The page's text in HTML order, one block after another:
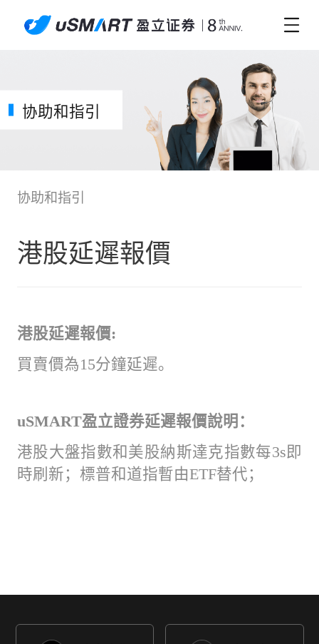
协助和指引
协助和指引
港股延遲報價
港股延遲報價:
買賣價為15分鐘延遲。
uSMART盈立證券延遲報價說明：
港股大盤指數和美股納斯達克指數每3s即
時刷新；標普和道指暫由ETF替代；